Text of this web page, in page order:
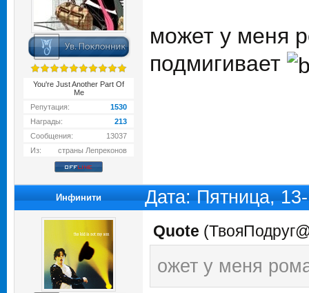
You're Just Another Part Of
Me
Репутация:
1530
Награды:
213
Сообщения:
13037
Из:
страны Лепреконов
может у меня
подмигивает
Инфинити Дата: Пятница,
Quote (
ожет у меня